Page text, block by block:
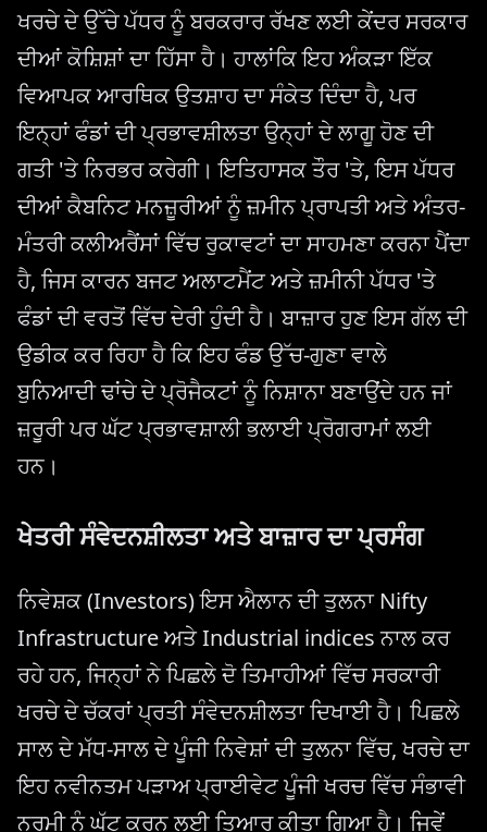
ਖਰਚੇ ਦੇ ਉੱਚੇ ਪੱਧਰ ਨੂੰ ਬਰਕਰਾਰ ਰੱਖਣ ਲਈ ਕੇਂਦਰ ਸਰਕਾਰ
ਦੀਆਂ ਕੋਸ਼ਿਸ਼ਾਂ ਦਾ ਹਿੱਸਾ ਹੈ। ਹਾਲਾਂਕਿ ਇਹ ਅੰਕੜਾ ਇੱਕ
ਵਿਆਪਕ ਆਰਥਿਕ ਉਤਸ਼ਾਹ ਦਾ ਸੰਕੇਤ ਦਿੰਦਾ ਹੈ, ਪਰ
ਇਨ੍ਹਾਂ ਫੰਡਾਂ ਦੀ ਪ੍ਰਭਾਵਸ਼ੀਲਤਾ ਉਨ੍ਹਾਂ ਦੇ ਲਾਗੂ ਹੋਣ ਦੀ
ਗਤੀ 'ਤੇ ਨਿਰਭਰ ਕਰੇਗੀ। ਇਤਿਹਾਸਕ ਤੌਰ 'ਤੇ, ਇਸ ਪੱਧਰ
ਦੀਆਂ ਕੈਬਨਿਟ ਮਨਜ਼ੂਰੀਆਂ ਨੂੰ ਜ਼ਮੀਨ ਪ੍ਰਾਪਤੀ ਅਤੇ ਅੰਤਰ-
ਮੰਤਰੀ ਕਲੀਅਰੈਂਸਾਂ ਵਿੱਚ ਰੁਕਾਵਟਾਂ ਦਾ ਸਾਹਮਣਾ ਕਰਨਾ ਪੈਂਦਾ
ਹੈ, ਜਿਸ ਕਾਰਨ ਬਜਟ ਅਲਾਟਮੈਂਟ ਅਤੇ ਜ਼ਮੀਨੀ ਪੱਧਰ 'ਤੇ
ਫੰਡਾਂ ਦੀ ਵਰਤੋਂ ਵਿੱਚ ਦੇਰੀ ਹੁੰਦੀ ਹੈ। ਬਾਜ਼ਾਰ ਹੁਣ ਇਸ ਗੱਲ ਦੀ
ਉਡੀਕ ਕਰ ਰਿਹਾ ਹੈ ਕਿ ਇਹ ਫੰਡ ਉੱਚ-ਗੁਣਾ ਵਾਲੇ
ਬੁਨਿਆਦੀ ਢਾਂਚੇ ਦੇ ਪ੍ਰੋਜੈਕਟਾਂ ਨੂੰ ਨਿਸ਼ਾਨਾ ਬਣਾਉਂਦੇ ਹਨ ਜਾਂ
ਜ਼ਰੂਰੀ ਪਰ ਘੱਟ ਪ੍ਰਭਾਵਸ਼ਾਲੀ ਭਲਾਈ ਪ੍ਰੋਗਰਾਮਾਂ ਲਈ
ਹਨ।
ਖੇਤਰੀ ਸੰਵੇਦਨਸ਼ੀਲਤਾ ਅਤੇ ਬਾਜ਼ਾਰ ਦਾ ਪ੍ਰਸੰਗ
ਨਿਵੇਸ਼ਕ (Investors) ਇਸ ਐਲਾਨ ਦੀ ਤੁਲਨਾ Nifty
Infrastructure ਅਤੇ Industrial indices ਨਾਲ ਕਰ
ਰਹੇ ਹਨ, ਜਿਨ੍ਹਾਂ ਨੇ ਪਿਛਲੇ ਦੋ ਤਿਮਾਹੀਆਂ ਵਿੱਚ ਸਰਕਾਰੀ
ਖਰਚੇ ਦੇ ਚੱਕਰਾਂ ਪ੍ਰਤੀ ਸੰਵੇਦਨਸ਼ੀਲਤਾ ਦਿਖਾਈ ਹੈ। ਪਿਛਲੇ
ਸਾਲ ਦੇ ਮੱਧ-ਸਾਲ ਦੇ ਪੂੰਜੀ ਨਿਵੇਸ਼ਾਂ ਦੀ ਤੁਲਨਾ ਵਿੱਚ, ਖਰਚੇ ਦਾ
ਇਹ ਨਵੀਨਤਮ ਪੜਾਅ ਪ੍ਰਾਈਵੇਟ ਪੂੰਜੀ ਖਰਚ ਵਿੱਚ ਸੰਭਾਵੀ
ਨਰਮੀ ਨੂੰ ਘੱਟ ਕਰਨ ਲਈ ਤਿਆਰ ਕੀਤਾ ਗਿਆ ਹੈ। ਜਿਵੇਂ